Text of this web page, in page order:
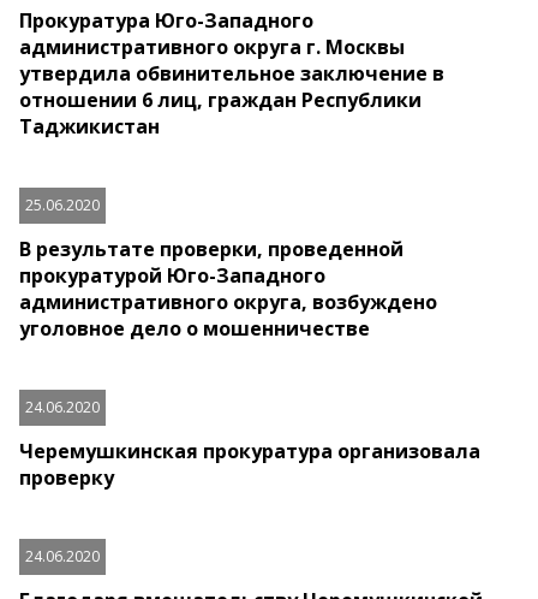
Прокуратура Юго-Западного
административного округа г. Москвы
утвердила обвинительное заключение в
отношении 6 лиц, граждан Республики
Таджикистан
25.06.2020
В результате проверки, проведенной
прокуратурой Юго-Западного
административного округа, возбуждено
уголовное дело о мошенничестве
24.06.2020
Черемушкинская прокуратура организовала
проверку
24.06.2020